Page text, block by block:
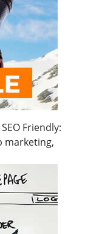
SEO Friendly:
marketing,